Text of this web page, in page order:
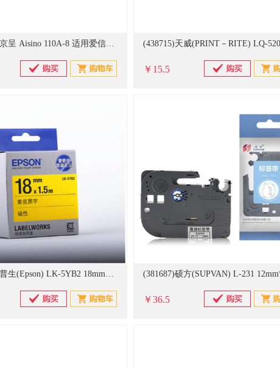
(20929347)京呈 Aisino 110A-8 适用爱信诺SK650/TY600K/TY6200/TY6200+打印机色带架 色带架(单位：支)
￥15.5
(308110)爱普生(Epson) LK-5YB2 18mm*1.5m 黄底黑字 磁性 色带(单位：盒)
￥36.5